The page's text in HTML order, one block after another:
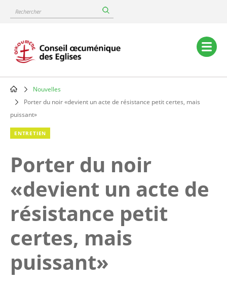
content
Rechercher
Main
navigation
Breadcrumb
Nouvelles
Porter du noir «devient un acte de résistance petit certes, mais
puissant»
ENTRETIEN
Porter du noir
«devient un acte de
résistance petit
certes, mais
puissant»